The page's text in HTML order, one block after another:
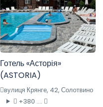
Готель «Асторія»
(ASTORIA)
вулиця Крянге, 42, Солотвино
+380 ....